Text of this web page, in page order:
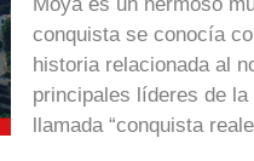
conquista se conocía
historia relacionada al
principales líderes de
llamada “conquista